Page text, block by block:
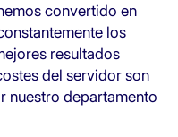
convertido en
los
resultados
del servidor son
nuestro departamento